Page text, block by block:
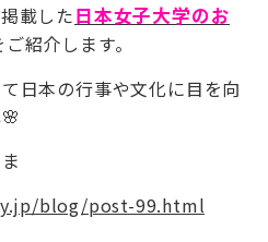
載した日本女子大学のお
紹介します。
日本の行事や文化に目を向
blog/post-99.html